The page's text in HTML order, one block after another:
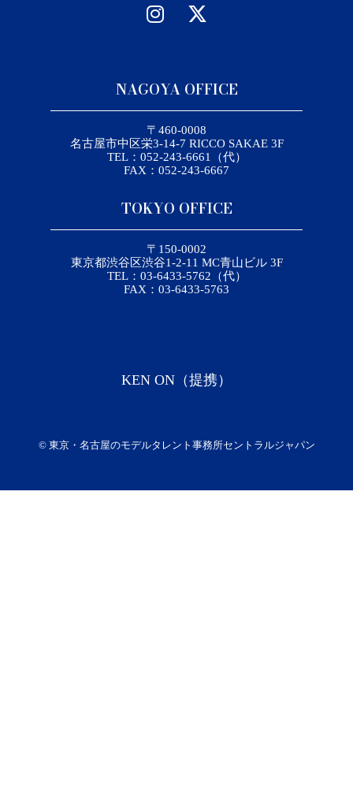
NAGOYA OFFICE
〒460-0008
名古屋市中区栄3-14-7 RICCO SAKAE 3F
TEL：052-243-6661（代）
FAX：052-243-6667
TOKYO OFFICE
〒150-0002
東京都渋谷区渋谷1-2-11 MC青山ビル 3F
TEL：03-6433-5762（代）
FAX：03-6433-5763
KEN ON（提携）
© 東京・名古屋のモデルタレント事務所セントラルジャパン